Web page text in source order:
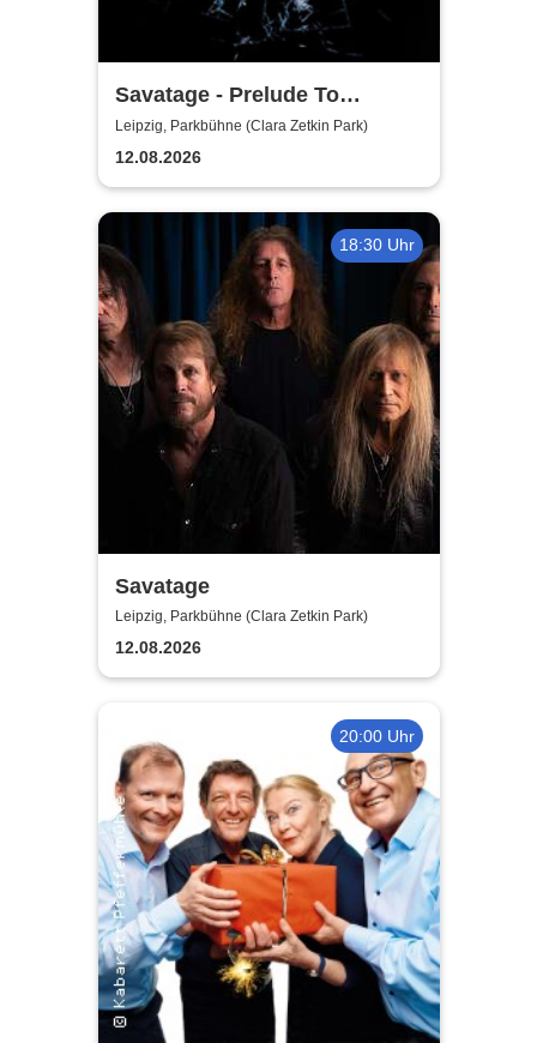
Savatage - Prelude To
Madness - Summer Tour 2026
Leipzig, Parkbühne (Clara Zetkin Park)
12.08.2026
18:30 Uhr
Savatage
Leipzig, Parkbühne (Clara Zetkin Park)
12.08.2026
20:00 Uhr